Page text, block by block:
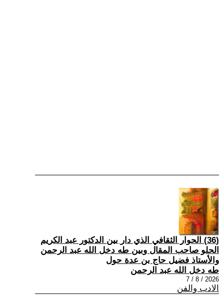
(36) الحوار الثقافي الذي دار بين الدكتور عبد الكريم
الحلو صاحب المقال وبين طه دخل الله عبد الرحمن
والأستاذ فضيل حاج بن عدة حول
طه دخل الله عبد الرحمن
2026 / 8 / 7
الادب والفن